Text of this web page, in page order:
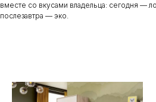
вместе со вкусами владельца: сегодня —
послезавтра — эко.